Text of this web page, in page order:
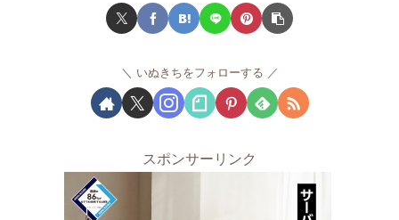
いぬきちをフォローする
スポンサーリンク